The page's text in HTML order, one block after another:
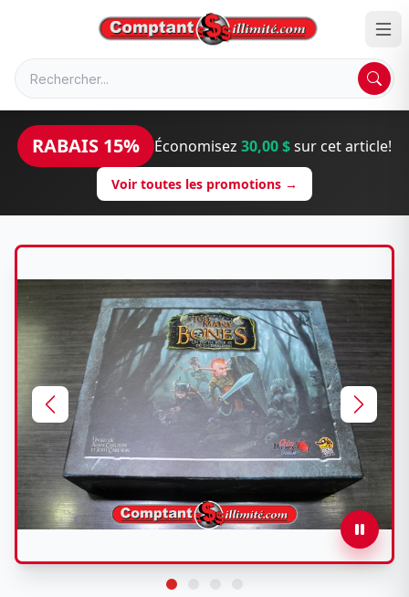
RABAIS 15% Économisez 30,00 $sur cet article!
Voir toutes les promotions →